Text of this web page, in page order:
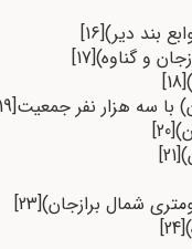
بند دیر)[16]
و گناوه)[17]
[18]
با سه هزار نفر جمعیت
[20]
[21]
شمال برازجان)[23]
[24]